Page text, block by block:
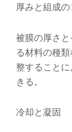
厚みと組成
被膜の厚さ
る材料の種
整すること
きる。
冷却と凝固